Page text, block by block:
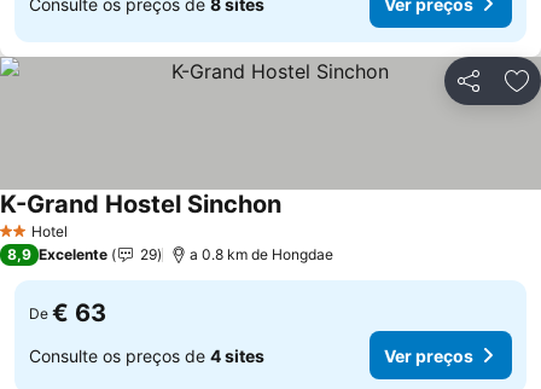
Partilhar
2 Estrelas
Hotel
K-Grand Hostel SinchonVer preços
8,9 Excelente 29 a 0.8 km de Hongdae
De € 63
Consulte os preços de 4 sites Ver preços